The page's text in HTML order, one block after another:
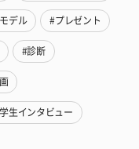
デル #プレゼント
#診断
生インタビュー